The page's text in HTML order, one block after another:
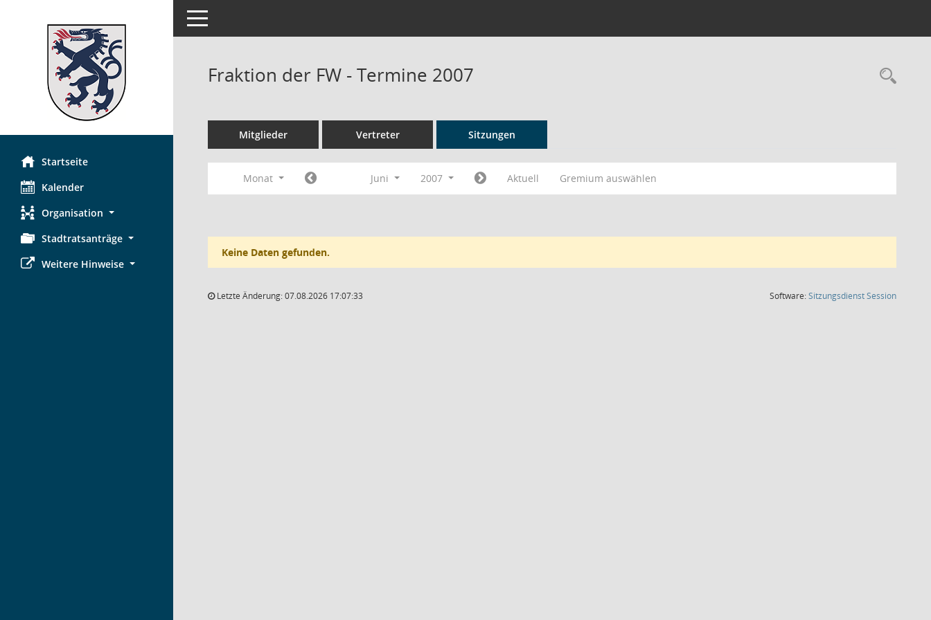
Startseite
Kalender
Organisation
Stadtratsanträge
Weitere Hinweise
Toggle navigation
Fraktion der FW - Termine 2007
Mitglieder Vertreter Sitzungen
Monat Juni 2007 Aktuell Gremium auswählen
Keine Daten gefunden.
Letzte Änderung: 07.08.2026 17:07:33 Software:SitzungsdienstSession(Wird in